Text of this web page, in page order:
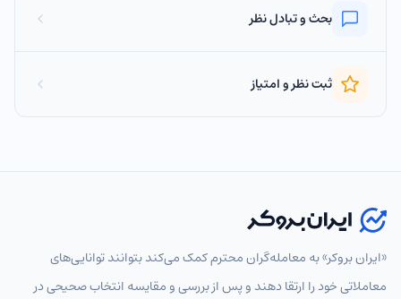
بحث و تبادل نظر
ثبت نظر و امتیاز
«ایران بروکر» به معامله‌گران محترم کمک می‌کند بتوانند توانایی‌های
معاملاتی خود را ارتقا دهند و پس از بررسی و مقایسه انتخاب‌ صحیحی در